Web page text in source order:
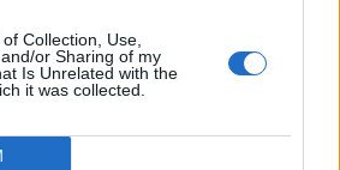
Collection, Use,
or Sharing of my
Is Unrelated with the
it was collected.